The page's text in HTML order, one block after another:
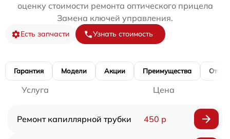
оценку стоимости ремонта оптического прицела
Замена ключей управления.
Есть запчасти Узнать стоимость
Гарантия Модели Акции Преимущества
Услуга Цена
Ремонт капиллярной трубки 450 р